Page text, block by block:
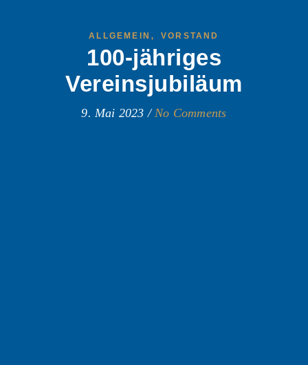
ALLGEMEIN ,VORSTAND
100-jähriges
Vereinsjubiläum
9. Mai 2023 / No Comments